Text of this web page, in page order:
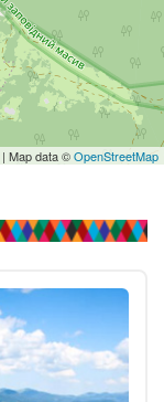
| Map data ©OpenStreetMap